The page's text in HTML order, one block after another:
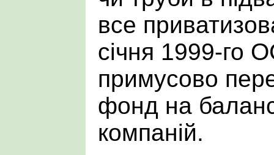
все
січня 1999-го
примусово
фонд на
компаній.